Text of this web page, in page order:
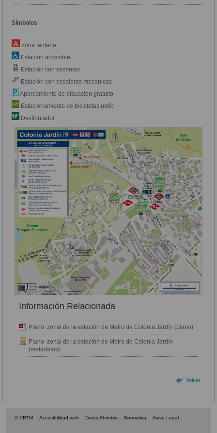
Símbolos
Zona tarifaria
Estación accesible
Estación con ascensor
Estación con escaleras mecánicas
Aparcamiento de disuasión gratuito
Estacionamiento de bicicletas (reB)
Desfibrilador
Información Relacionada
Plano zonal de la estación de Metro de Colonia Jardín (plano)
Plano zonal de la estación de Metro de Colonia Jardín
(metadatos)
Volver
© CRTM Accesibilidad web Datos Abiertos Normativa Aviso Legal